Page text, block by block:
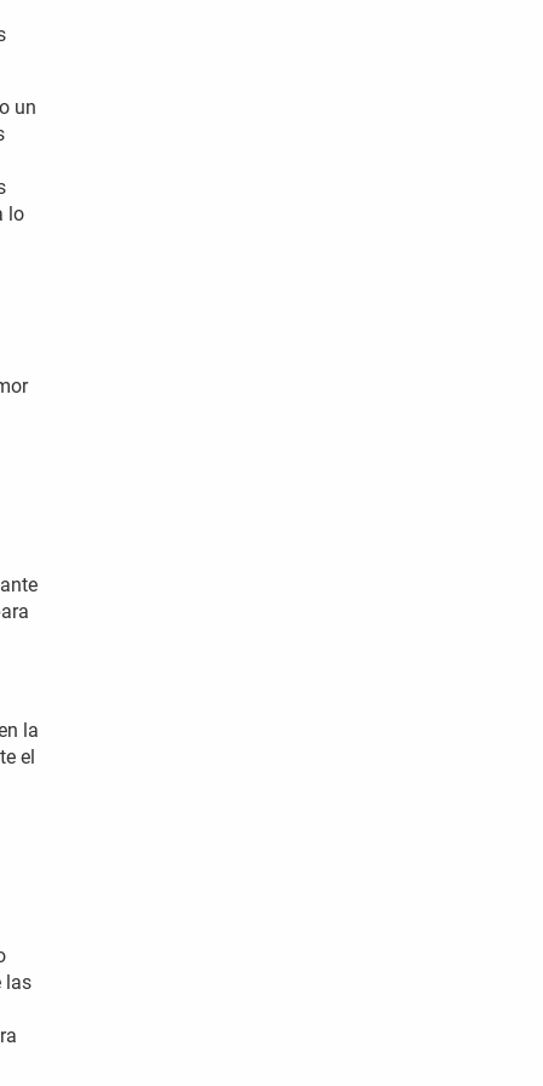
un
lo
la
el
las